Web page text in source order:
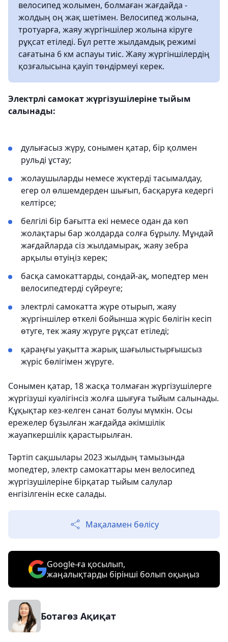
велосипед жолымен, болмаған жағдайда -
жолдың оң жақ шетімен. Велосипед жолына,
тротуарға, жаяу жүргіншілер жолына кіруге
рұқсат етіледі. Бұл ретте жылдамдық режимі
сағатына 6 км аспауы тиіс. Жаяу жүргіншілердің
қозғалысына қауіп төндірмеуі керек.
Электрлі самокат жүргізушілеріне тыйым
салынады:
дулығасыз жүру, сонымен қатар, бір қолмен
рульді ұстау;
жолаушыларды немесе жүктерді тасымалдау,
егер ол өлшемдерден шығып, басқаруға кедергі
келтірсе;
белгілі бір бағытта екі немесе одан да көп
жолақтары бар жолдарда солға бұрылу. Мұндай
жағдайларда сіз жылдамырақ, жаяу зебра
арқылы өтуіңіз керек;
басқа самокаттарды, сондай-ақ, мопедтер мен
велосипедтерді сүйреуге;
электрлі самокатта жүре отырып, жаяу
жүргіншілер өткелі бойынша жүріс бөлігін кесіп
өтуге, тек жаяу жүруге рұқсат етіледі;
қараңғы уақытта жарық шағылыстырғышсыз
жүріс бөлігімен жүруге.
Сонымен қатар, 18 жасқа толмаған жүргізушілерге
жүргізуші куәлігінсіз жолға шығуға тыйым салынады.
Құқықтар кез-келген санат болуы мүмкін. Осы
ережелер бұзылған жағдайда әкімшілік
жауапкершілік қарастырылған.
Тәртіп сақшылары 2023 жылдың тамызында
мопедтер, электр самокаттары мен велосипед
жүргізушілеріне бірқатар тыйым салулар
енгізілгенін еске салады.
Мақаламен бөлісу
Google-ға қосылып,
жаңалықтарды бірінші болып оқыңыз
Ботагөз Ақиқат